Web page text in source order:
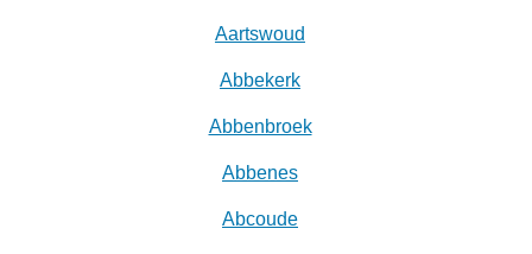
Aartswoud
Abbekerk
Abbenbroek
Abbenes
Abcoude